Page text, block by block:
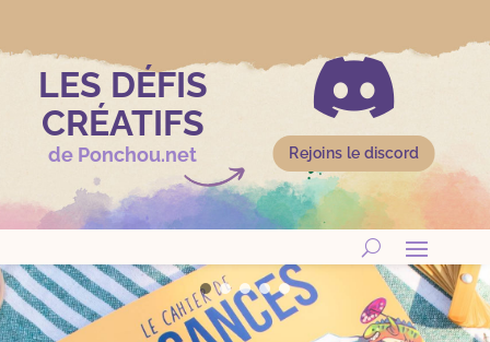
LES DÉFIS
CRÉATIFS
de Ponchou.net

Rejoins le discord